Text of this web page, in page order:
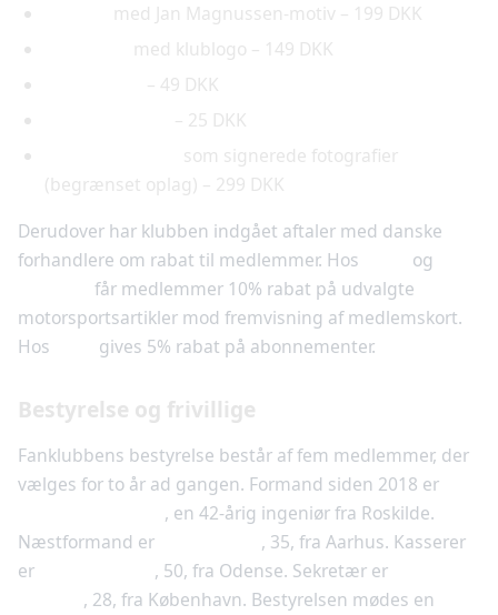
med Jan Magnussen-motiv – 199 DKK
med klublogo – 149 DKK
– 49 DKK
– 25 DKK
som signerede fotografier
(begrænset oplag) – 299 DKK
Derudover har klubben indgået aftaler med danske
forhandlere om rabat til medlemmer. Hos
og
får medlemmer 10% rabat på udvalgte
motorsportsartikler mod fremvisning af medlemskort.
Hos
gives 5% rabat på abonnementer.
Bestyrelse og frivillige
Fanklubbens bestyrelse består af fem medlemmer, der
vælges for to år ad gangen. Formand siden 2018 er
, en 42-årig ingeniør fra Roskilde.
Næstformand er
, 35, fra Aarhus. Kasserer
er
, 50, fra Odense. Sekretær er
, 28, fra København. Bestyrelsen mødes en